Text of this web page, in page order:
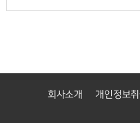
회사소개 개인정보